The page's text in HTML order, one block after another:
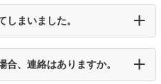
しまいました。
、連絡はありますか。